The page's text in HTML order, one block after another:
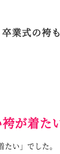
業式の袴
が着た
い」でした。